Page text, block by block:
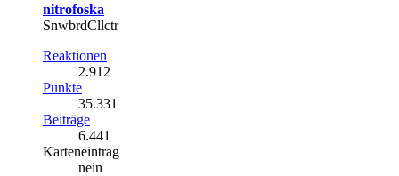
nitrofoska
SnwbrdCllctr
Reaktionen
2.912
Punkte
35.331
Beiträge
6.441
Karteneintrag
nein